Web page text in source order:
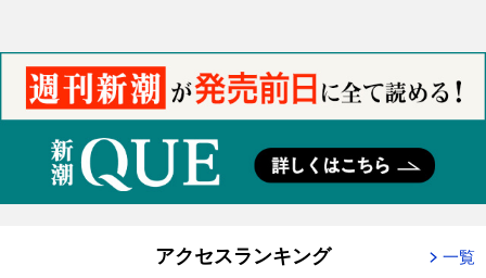
アクセスランキング 一覧